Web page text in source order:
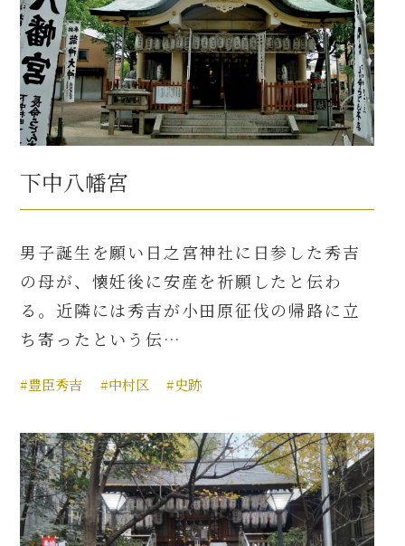
下中八幡宮
男子誕生を願い日之宮神社に日参した秀吉
の母が、懐妊後に安産を祈願したと伝わ
る。近隣には秀吉が小田原征伐の帰路に立
ち寄ったという伝…
#豊臣秀吉 #中村区 #史跡